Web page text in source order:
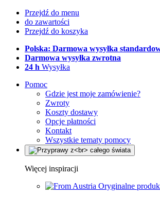
Przejdź do menu
do zawartości
Przejdź do koszyka
Polska: Darmowa wysyłka
Darmowa wysyłka zwrotna
24 h Wysyłka
Pomoc
Gdzie jest moje zamówienie?
Zwroty
Koszty dostawy
Opcje płatności
Kontakt
Wszystkie tematy pomocy
Więcej inspiracji
Oryginalne